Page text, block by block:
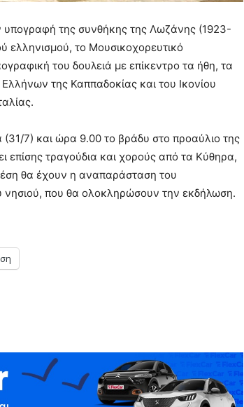
της συνθήκης της Λωζάνης (1923-
ελληνισμού, το Μουσικοχορευτικό
του δουλειά με επίκεντρο τα ήθη, τα
της Καππαδοκίας και του Ικονίου
7) και ώρα 9.00 το βράδυ στο προαύλιο της
τραγούδια και χορούς από τα Κύθηρα,
θα έχουν η αναπαράσταση του
νησιού, που θα ολοκληρώσουν την εκδήλωση.